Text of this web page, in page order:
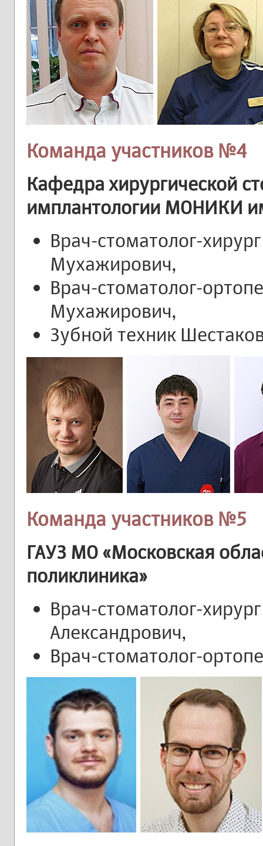
Команда участников №4
Кафедра хирургической
имплантологии МОНИКИ
Врач-стоматолог-
Мухажирович,
Врач-стоматолог-
Мухажирович,
Зубной техник
Команда участников №5
ГАУЗ МО «Московская
поликлиника»
Врач-стоматолог-
Александрович,
Врач-стоматолог-